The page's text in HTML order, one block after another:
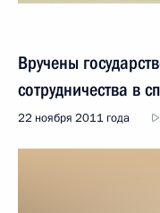
Вручены
сотрудничества в
22 ноября 2011 года